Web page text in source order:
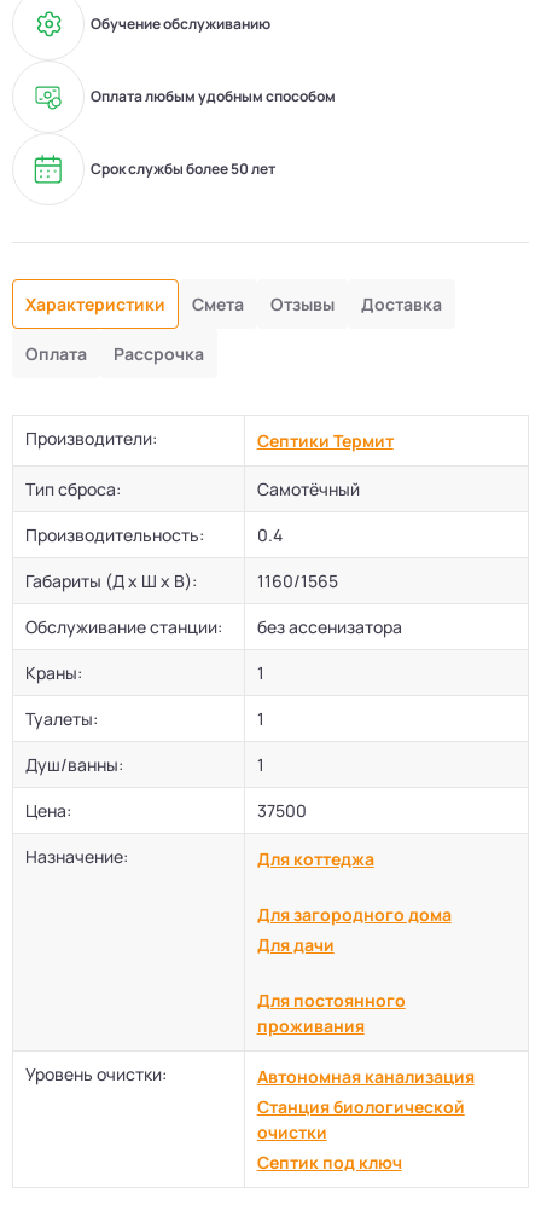
Обучение обслуживанию
Оплата любым удобным способом
Срок службы более 50 лет
Характеристики Смета Отзывы Доставка
Оплата Рассрочка
Производители: Септики Термит
Тип сброса:
Самотёчный
Производительность:
0.4
Габариты (Д х Ш х В):
1160/1565
Обслуживание станции:
без ассенизатора
Краны:
1
Туалеты:
1
Душ/ванны:
1
Цена:
37500
Назначение:
Для коттеджа
Для загородного дома
Для дачи
Для постоянного
проживания
Уровень очистки:
Автономная канализация
Станция биологической
очистки
Септик под ключ